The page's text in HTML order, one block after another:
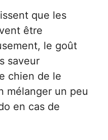
que les
être
le goût
saveur
chien de le
mélanger un peu
en cas de